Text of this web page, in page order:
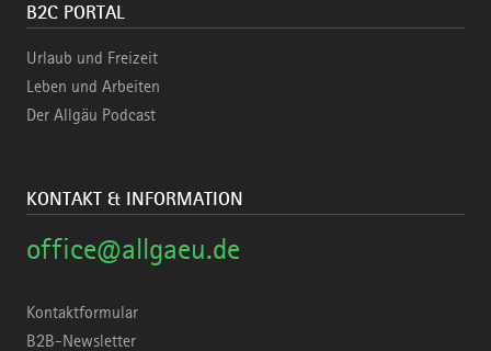
B2C PORTAL
Urlaub und Freizeit
Leben und Arbeiten
Der Allgäu Podcast
KONTAKT & INFORMATION
office@allgaeu.de
Kontaktformular
B2B-Newsletter